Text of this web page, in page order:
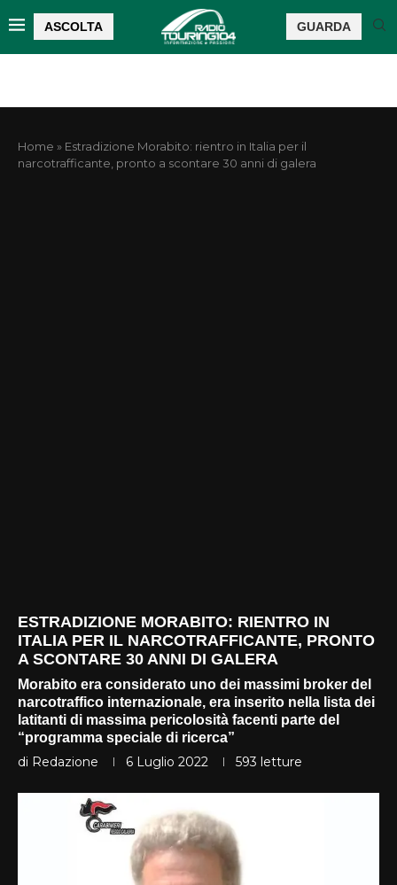
ASCOLTA GUARDA
Home » Estradizione Morabito: rientro in Italia per il
narcotrafficante, pronto a scontare 30 anni di galera
ESTRADIZIONE MORABITO: RIENTRO IN
ITALIA PER IL NARCOTRAFFICANTE, PRONTO
A SCONTARE 30 ANNI DI GALERA
Morabito era considerato uno dei massimi broker del
narcotraffico internazionale, era inserito nella lista dei
latitanti di massima pericolosità facenti parte del
“programma speciale di ricerca”
di Redazione 6 Luglio 2022 593 letture